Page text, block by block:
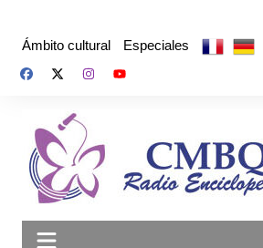
Ámbito cultural Especiales